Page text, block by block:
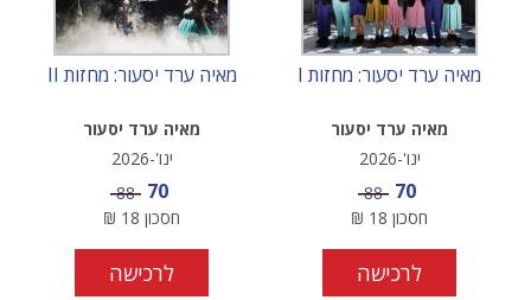
מאיה ערד יסעור: מחזות I
מאיה ערד יסעור
ינו'-2026
מחיר מבצע
70 מחיר
88
חסכון 18
₪
לרכישה
מאיה ערד יסעור: מחזות II
מאיה ערד יסעור
ינו'-2026
מחיר מבצע
70 מחיר
88
חסכון 18
₪
לרכישה